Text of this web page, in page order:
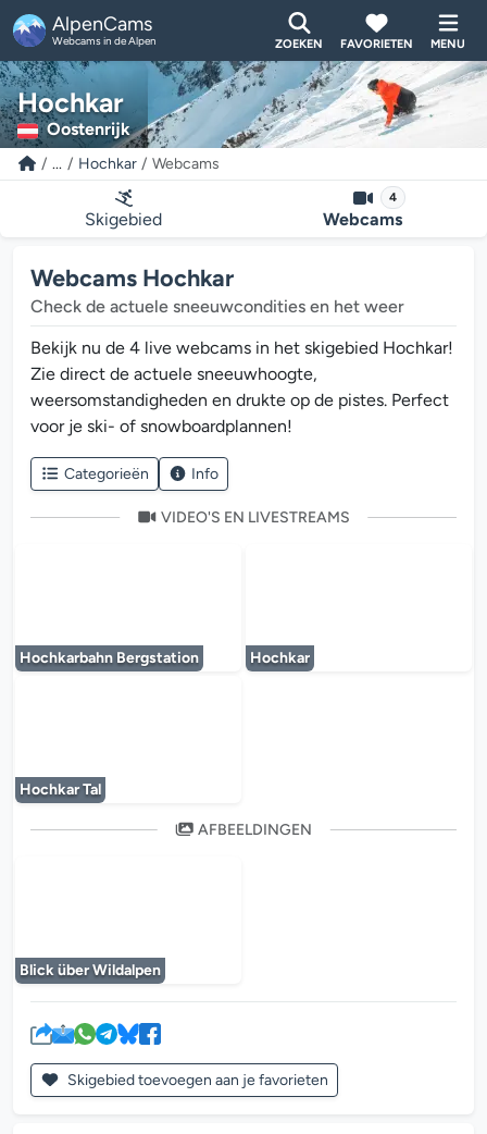
AlpenCams
Webcams in de Alpen ZOEKEN FAVORIETEN MENU
Hochkar
Oostenrijk
... Hochkar Webcams
Skigebied
4
Webcams
Webcams Hochkar
Check de actuele sneeuwcondities en het weer
Bekijk nu de 4 live webcams in het skigebied Hochkar!
Zie direct de actuele sneeuwhoogte,
weersomstandigheden en drukte op de pistes. Perfect
voor je ski- of snowboardplannen!
Categorieën Info
VIDEO'S EN LIVESTREAMS
Hochkarbahn Bergstation Hochkar
Hochkar Tal
AFBEELDINGEN
Blick über Wildalpen
Skigebied toevoegen aan je favorieten